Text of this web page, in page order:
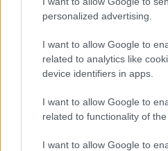
personalized advertising.
I want to allow Google to
related to analytics like
device identifiers in apps.
I want to allow Google to
related to functionality of
I want to allow Google to
σε 2 λεπτά πριν το ταξίδι